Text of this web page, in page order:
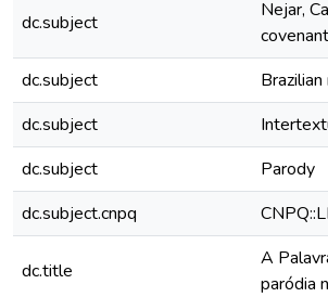
dc.subject
Nejar,
covenant
dc.subject
dc.subject
dc.subject
Parody
dc.subject.cnpq
dc.title
A
paródia